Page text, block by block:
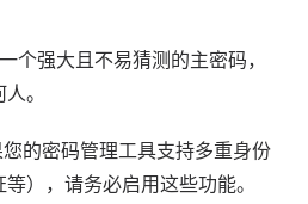
个强大且不易猜测的主密码，
。
您的密码管理工具支持多重身份
），请务必启用这些功能。